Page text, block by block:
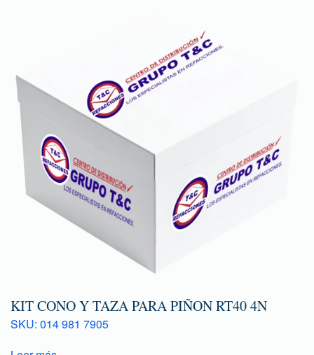
KIT CONO Y TAZA PARA PIÑON RT40 4N
SKU: 014 981 7905